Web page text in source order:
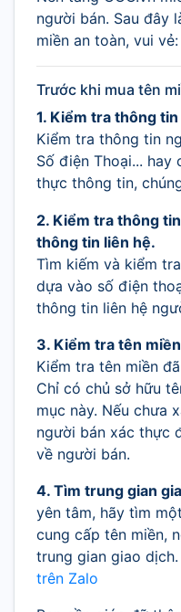
người bán. Sau đây
miền an toàn, vui vẻ:
Trước khi mua tên
1. Kiểm tra thông
Kiểm tra thông tin
Số điện Thoại... hay
thực thông tin,
2. Kiểm tra thông
thông tin liên hệ.
Tìm kiếm và kiểm
dựa vào số điện
thông tin liên hệ
3. Kiểm tra tên
Kiểm tra tên miền
Chỉ có chủ sở hữu
mục này. Nếu chưa
người bán xác thực
về người bán.
4. Tìm trung gian
yên tâm, hãy tìm
cung cấp tên miền,
trung gian giao dịch.
trên Zalo